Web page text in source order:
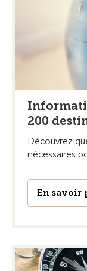
200
Découvrez
nécessaires
En savoir